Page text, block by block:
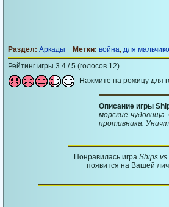
Раздел: Аркады Метки: война, для
Рейтинг игры 3.4 / 5 (голосов 12)
Нажмите на рожицу для
Описание игры
морские
противника.
Понравилась игра Ships vs
появится на Вашей